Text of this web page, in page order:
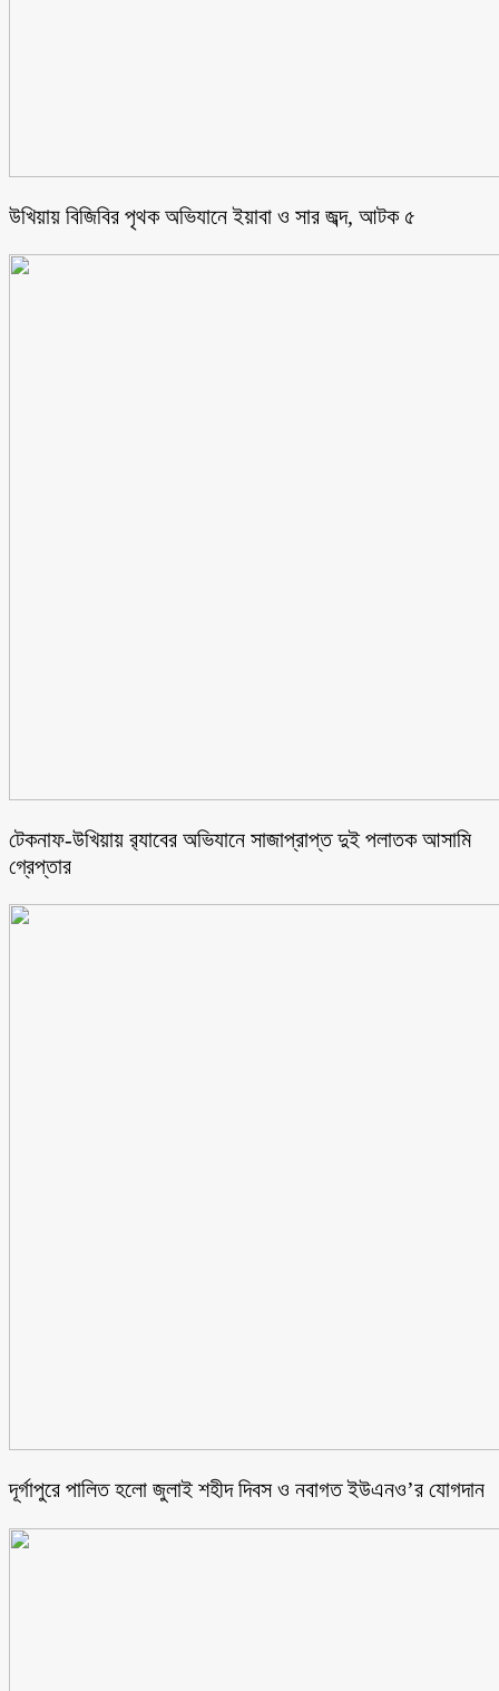
উখিয়ায় বিজিবির পৃথক অভিযানে ইয়াবা ও সার জব্দ, আটক ৫
টেকনাফ-উখিয়ায় র‌্যাবের অভিযানে সাজাপ্রাপ্ত দুই পলাতক আসামি
গ্রেপ্তার
‎দূর্গাপুরে পালিত হলো জুলাই শহীদ দিবস ও নবাগত ইউএনও’র যোগদান ‎